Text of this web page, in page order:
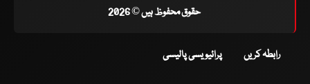
حقوق محفوظ ہیں © 2026
رابطہ کریں پرائیویسی پالیسی